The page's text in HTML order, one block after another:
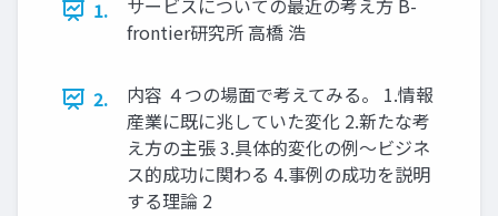
1.
サービスについての最近の考え方 B-
frontier研究所 高橋 浩
2.
内容 ４つの場面で考えてみる。 1.情報
産業に既に兆していた変化 2.新たな考
え方の主張 3.具体的変化の例～ビジネ
ス的成功に関わる 4.事例の成功を説明
する理論 2